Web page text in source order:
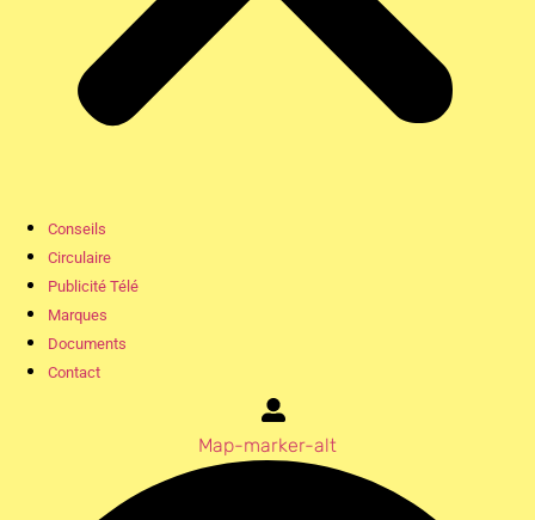
Conseils
Circulaire
Publicité Télé
Marques
Documents
Contact
Map-marker-alt